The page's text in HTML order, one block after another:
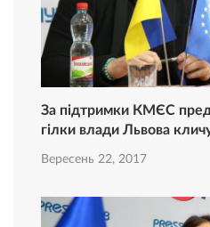
За підтримки КМЄС
гілки влади Львова
Вересень 22, 2017